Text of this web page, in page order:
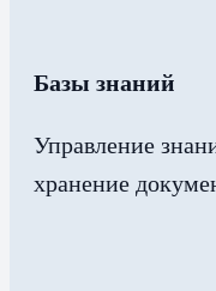
Базы знаний
Управление
хранение